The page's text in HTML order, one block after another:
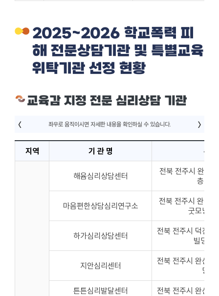
2025~2026 학교폭력 피
해 전문상담기관 및 특별교육
위탁기관 선정 현황
교육감 지정 전문 심리상담 기관
지역 기 관 명 주 소
해윰심리상담센터
전북 전주시 완산
층
마음편한상담심리연구소
전북 전주시 완산
굿모닝빌
하가심리상담센터
전북 전주시 덕진구
빌딩
지안심리센터
전북 전주시 완산구
딩 3
튼튼심리발달센터 전북 전주시 완산